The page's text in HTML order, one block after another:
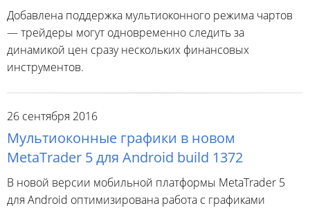
Добавлена поддержка мультиоконного режима чартов
— трейдеры могут одновременно следить за
динамикой цен сразу нескольких финансовых
инструментов.
26 сентября 2016
Мультиоконные графики в новом
MetaTrader 5 для Android build 1372
В новой версии мобильной платформы MetaTrader 5
для Android оптимизирована работа с графиками